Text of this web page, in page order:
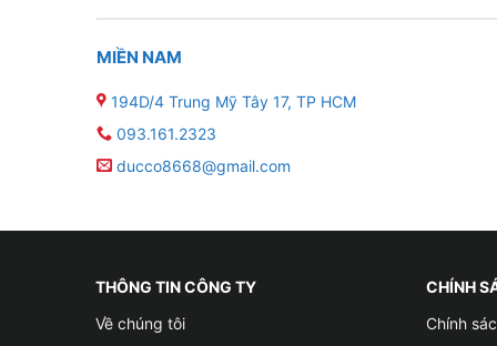
MIỀN NAM
194D/4 Trung Mỹ Tây 17, TP HCM
093.161.2323
ducco8668@gmail.com
THÔNG TIN CÔNG TY
Về chúng tôi
CHÍNH
Chính